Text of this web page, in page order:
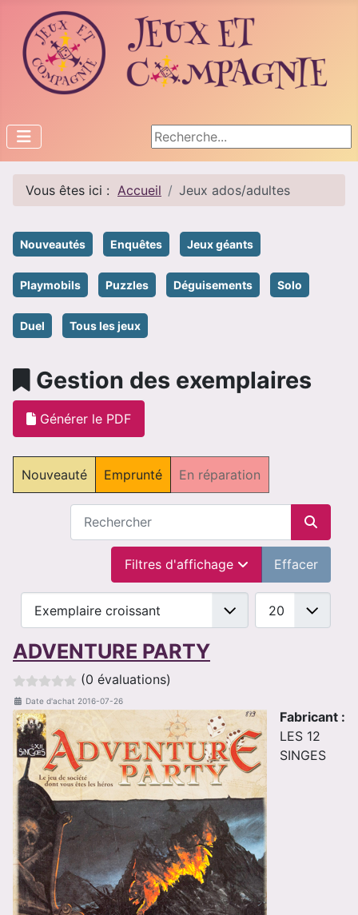
Rechercher
Vous êtes ici : Accueil Jeux ados/adultes
Nouveautés Enquêtes Jeux géants
Playmobils Puzzles Déguisements Solo
Duel Tous les jeux
Gestion des exemplaires
Générer le PDF
Nouveauté Emprunté En réparation
Filtres d'affichage Effacer
ADVENTURE PARTY
(0 évaluations)
Date d'achat 2016-07-26
Fabricant :
LES 12
SINGES